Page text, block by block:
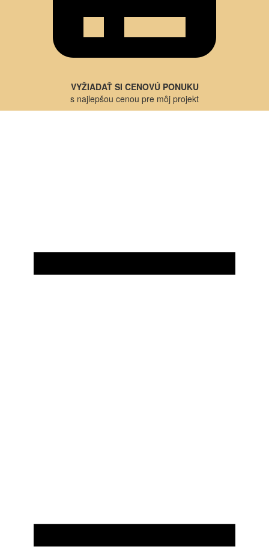
VYŽIADAŤ SI CENOVÚ PONUKU
s najlepšou cenou pre môj projekt